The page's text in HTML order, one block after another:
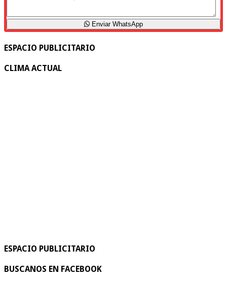
Enviar WhatsApp
ESPACIO PUBLICITARIO
CLIMA ACTUAL
ESPACIO PUBLICITARIO
BUSCANOS EN FACEBOOK